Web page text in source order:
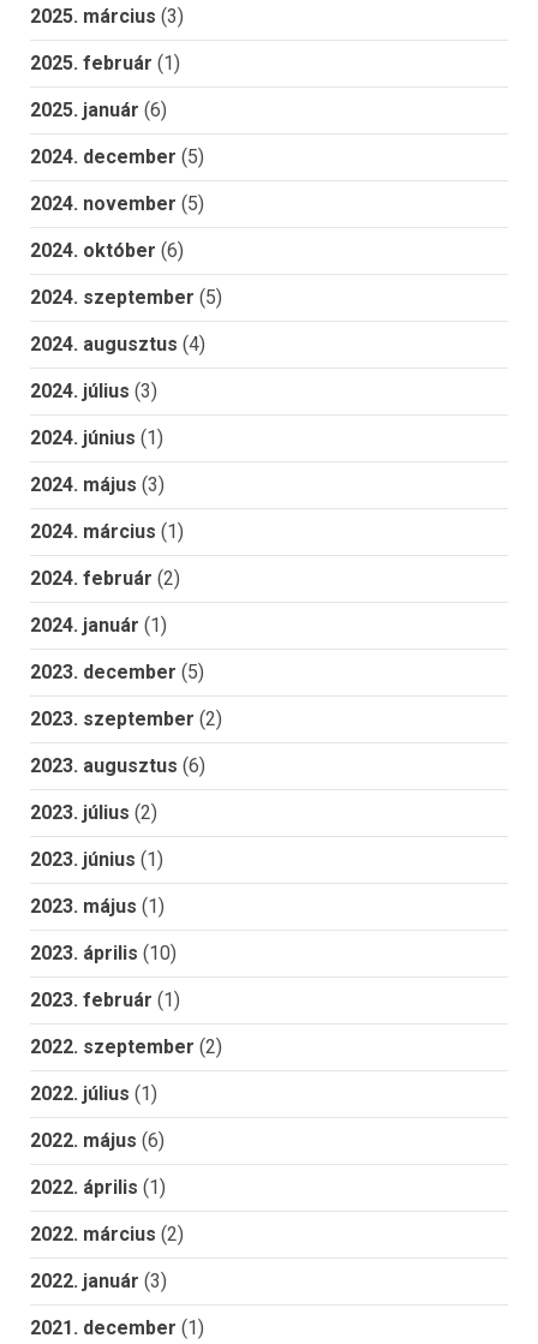
2025. március (3)
2025. február (1)
2025. január (6)
2024. december (5)
2024. november (5)
2024. október (6)
2024. szeptember (5)
2024. augusztus (4)
2024. július (3)
2024. június (1)
2024. május (3)
2024. március (1)
2024. február (2)
2024. január (1)
2023. december (5)
2023. szeptember (2)
2023. augusztus (6)
2023. július (2)
2023. június (1)
2023. május (1)
2023. április (10)
2023. február (1)
2022. szeptember (2)
2022. július (1)
2022. május (6)
2022. április (1)
2022. március (2)
2022. január (3)
2021. december (1)